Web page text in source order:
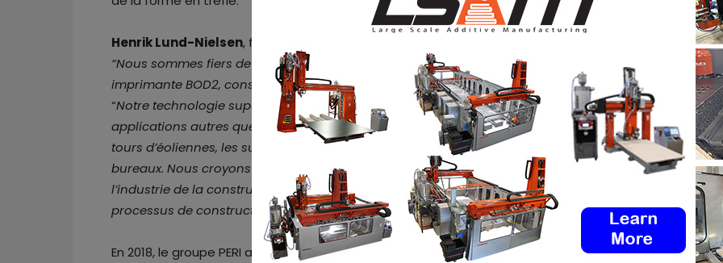
Henrik Lund-Nielsen, fondateur et directeur général de COBOD International, a déclaré :
“Nous sommes fiers de voir de plus en plus de bâtiments imprimés en 3D avec notre
imprimante BOD2, conséquence de notre position de leader sur le marché
“. Il poursuit :
“Notre technologie supérieure est documentée par l’impression 3D par COBOD de multiples
applications autres que les bâtiments résidentiels de faible hauteur, comme les bases de
tours d’éoliennes, les supports de tuyaux en béton, les écoles et maintenant un immeuble de
bureaux. Nous croyons fermement que l’impression 3D de construction va révolutionner
l’industrie de la construction en raison de sa capacité à automatiser et à industrialiser le
processus de construction“.
En 2018, le groupe PERI a acquis une participation minoritaire dans COBOD. Depuis lors, les